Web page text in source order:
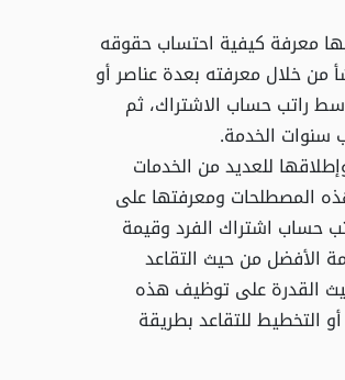
معرفة كيفية احتساب حقوقه
من خلال معرفته بعدة عناصر أو
راتب حساب الاشتراك، ثم
الخدمة.
للعديد من الخدمات
المصطلحات ومعرفتها على
حساب اشتراك الفرد وقيمة
الأفضل من حيث التقاعد
القدرة على توظيف هذه
التخطيط للتقاعد بطريقة